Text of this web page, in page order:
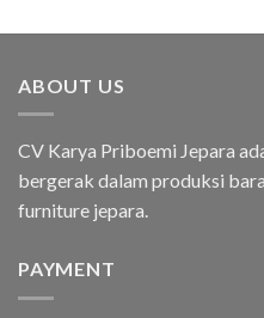
ABOUT US
CV Karya Priboemi Jepara
bergerak dalam produksi
furniture jepara.
PAYMENT